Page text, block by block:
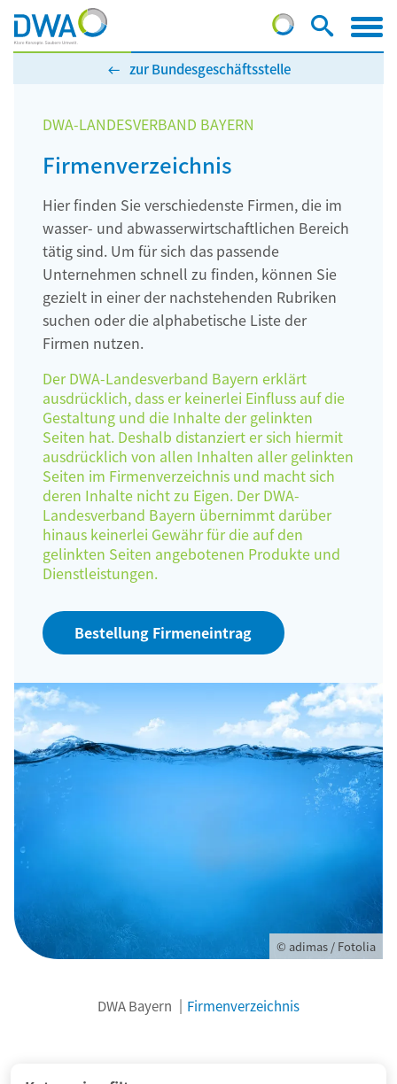
zur Bundesgeschäftsstelle
DWA-LANDESVERBAND BAYERN
Firmenverzeichnis
Hier finden Sie verschiedenste Firmen, die im
wasser- und abwasserwirtschaftlichen Bereich
tätig sind. Um für sich das passende
Unternehmen schnell zu finden, können Sie
gezielt in einer der nachstehenden Rubriken
suchen oder die alphabetische Liste der
Firmen nutzen.
Der DWA-Landesverband Bayern erklärt
ausdrücklich, dass er keinerlei Einfluss auf die
Gestaltung und die Inhalte der gelinkten
Seiten hat. Deshalb distanziert er sich hiermit
ausdrücklich von allen Inhalten aller gelinkten
Seiten im Firmenverzeichnis und macht sich
deren Inhalte nicht zu Eigen. Der DWA-
Landesverband Bayern übernimmt darüber
hinaus keinerlei Gewähr für die auf den
gelinkten Seiten angebotenen Produkte und
Dienstleistungen.
Bestellung Firmeneintrag
© adimas / Fotolia
DWA Bayern Firmenverzeichnis